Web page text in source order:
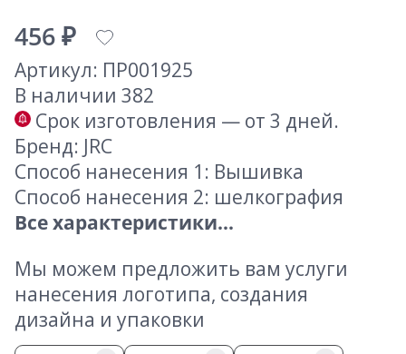
456 ₽
Артикул: ПР001925
В наличии 382
Срок изготовления — от 3 дней.
Бренд: JRC
Способ нанесения 1: Вышивка
Способ нанесения 2: шелкография
Все характеристики...
Мы можем предложить вам услуги
нанесения логотипа, создания
дизайна и упаковки